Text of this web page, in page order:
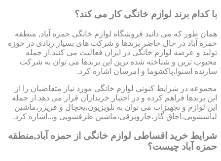
با کدام برند لوازم خانگی کار می کند؟
همان طور که می دانید فروشگاه لوازم خانگی حمزه آباد, منطقه
حمزه آباد در حال حاضر برندها و شرکت های بسیار زیادی در حوزه
تولید و عرضه لوازم خانگی در ایران فعالیت می کنند.از جمله
محبوب ترین و شناخته شده ترین این برندها می توان به شرکت
سازنده اسنوا،پاکشوما و امرسان اشاره کرد.
مجموعه در شرایط کنونی لوازم خانگی مورد نیاز متقاضیان را از
این برندها فراهم کرده و در اختیار خریداران قرار می دهد.از جمله
این لوازم و تجهیزات می توان به تلویزیون،یخچال و فریزر،ماشین
لباسشویی،اجاق گاز،جاروبرقی،ماشین ظرفشویی و...اشاره کرد.
شرایط خرید اقساطی لوازم خانگی از حمزه آباد,منطقه
حمزه آباد چیست؟